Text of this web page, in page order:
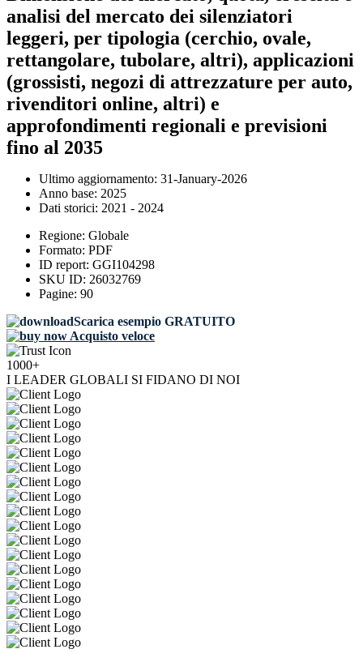
analisi del mercato dei silenziatori
leggeri, per tipologia (cerchio, ovale,
rettangolare, tubolare, altri), applicazioni
(grossisti, negozi di attrezzature per auto,
rivenditori online, altri) e
approfondimenti regionali e previsioni
fino al 2035
Ultimo aggiornamento: 31-January-2026
Anno base: 2025
Dati storici: 2021 - 2024
Regione: Globale
Formato: PDF
ID report: GGI104298
SKU ID: 26032769
Pagine: 90
Scarica esempio GRATUITO
Acquisto veloce
1000+
I LEADER GLOBALI SI FIDANO DI NOI